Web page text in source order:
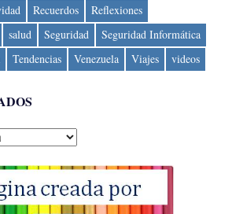
Recuerdos
Reflexiones
salud Seguridad
Seguridad Informática
Tendencias Venezuela Viajes videos